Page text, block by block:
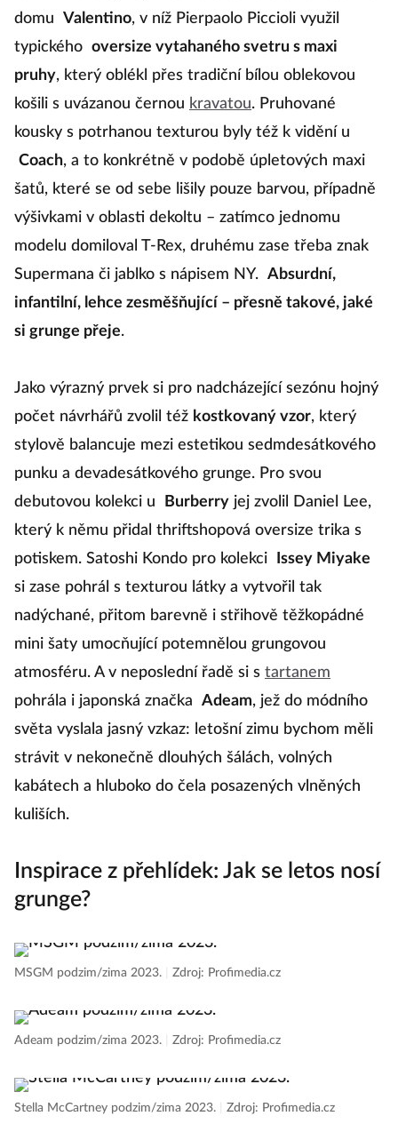
domu
Valentino, v níž Pierpaolo Piccioli využil
typického oversize vytahaného svetru s maxi
pruhy, který oblékl přes tradiční bílou oblekovou
košili s uvázanou černou kravatou. Pruhované
kousky s potrhanou texturou byly též k vidění u
Coach, a to konkrétně v podobě úpletových maxi
šatů, které se od sebe lišily pouze barvou, případně
výšivkami v oblasti dekoltu – zatímco jednomu
modelu domiloval T-Rex, druhému zase třeba znak
Supermana či jablko s nápisem NY. Absurdní,
infantilní, lehce zesměšňující – přesně takové, jaké
si grunge přeje.
Jako výrazný prvek si pro nadcházející sezónu hojný
počet návrhářů zvolil též kostkovaný vzor, který
stylově balancuje mezi estetikou sedmdesátkového
punku a devadesátkového grunge. Pro svou
debutovou kolekci u
Burberryjej zvolil Daniel Lee,
který k němu přidal thriftshopová oversize trika s
potiskem. Satoshi Kondo pro kolekci
Issey Miyake
si zase pohrál s texturou látky a vytvořil tak
nadýchané, přitom barevně i střihově těžkopádné
mini šaty umocňující potemnělou grungovou
atmosféru. A v neposlední řadě si s tartanem
pohrála i japonská značka
Adeam, jež do módního
světa vyslala jasný vzkaz: letošní zimu bychom měli
strávit v nekonečně dlouhých šálách, volných
kabátech a hluboko do čela posazených vlněných
kuliších.
Inspirace z přehlídek: Jak se letos nosí
grunge?
MSGM podzim/zima 2023. Zdroj: Profimedia.cz
Adeam podzim/zima 2023. Zdroj: Profimedia.cz
Stella McCartney podzim/zima 2023. Zdroj: Profimedia.cz